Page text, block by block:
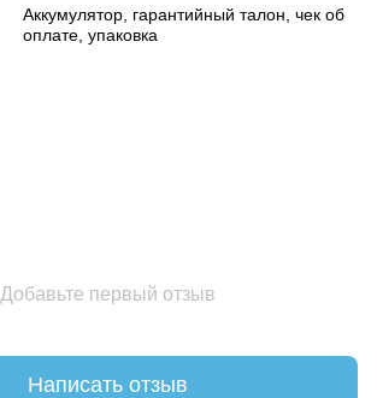
Аккумулятор, гарантийный талон, чек об
оплате, упаковка
Добавьте первый отзыв
Написать отзыв